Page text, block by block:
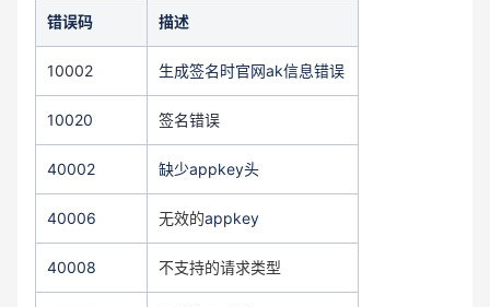
错误码 描述
10002 生成签名时官网ak信息错误
10020 签名错误
40002 缺少appkey头
40006 无效的appkey
40008 不支持的请求类型